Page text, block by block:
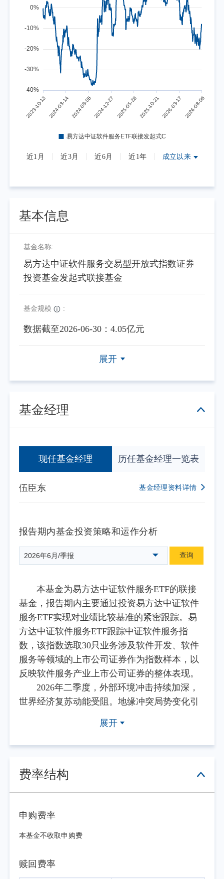
近1月 近3月 近6月 近1年 成立以来
基本信息
基金名称:
易方达中证软件服务交易型开放式指数证券
投资基金发起式联接基金
基金规模 :
数据截至2026-06-30：4.05亿元
展开
基金经理
现任基金经理 历任基金经理一览表
伍臣东 基金经理资料详情
报告期内基金投资策略和运作分析
2026年6月/季报 查询
本基金为易方达中证软件服务ETF的联接
基金，报告期内主要通过投资易方达中证软件
服务ETF实现对业绩比较基准的紧密跟踪。易
方达中证软件服务ETF跟踪中证软件服务指
数，该指数选取30只业务涉及软件开发、软件
服务等领域的上市公司证券作为指数样本，以
反映软件服务产业上市公司证券的整体表现。
2026年二季度，外部环境冲击持续加深，
世界经济复苏动能受阻。地缘冲突局势变化引
升温，主要经济体货币政策调整面临严峻挑
战。面对外部扰动，我国经济运行顶住压力、
有效需求不足与新旧动能转换阵痛等挑战。宏
质生产力加速培育，产业链供应链自主可控能
量发展筑牢根基。从A股市场表现来看，总体
著。主要宽基指数表现悬殊，上证综指上涨
展开
费率结构
申购费率
本基金不收取申购费
赎回费率